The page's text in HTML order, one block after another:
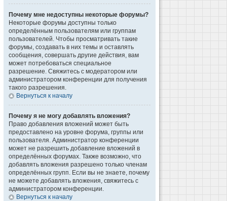
Почему мне недоступны некоторые форумы?
Некоторые форумы доступны только
определённым пользователям или группам
пользователей. Чтобы просматривать такие
форумы, создавать в них темы и оставлять
сообщения, совершать другие действия, вам
может потребоваться специальное
разрешение. Свяжитесь с модератором или
администратором конференции для получения
такого разрешения.
Вернуться к началу
Почему я не могу добавлять вложения?
Право добавления вложений может быть
предоставлено на уровне форума, группы или
пользователя. Администратор конференции
может не разрешить добавление вложений в
определённых форумах. Также возможно, что
добавлять вложения разрешено только членам
определённых групп. Если вы не знаете, почему
не можете добавлять вложения, свяжитесь с
администратором конференции.
Вернуться к началу